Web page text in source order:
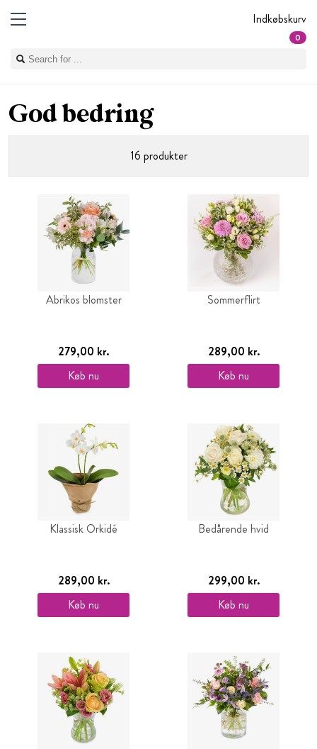
Indkøbskurv
0
God bedring
16 produkter
Abrikos blomster
279,00 kr.
Køb nu
Sommerflirt
289,00 kr.
Køb nu
Klassisk Orkidé
289,00 kr.
Køb nu
Bedårende hvid
299,00 kr.
Køb nu